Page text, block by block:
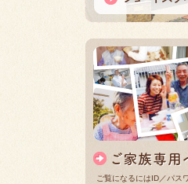
ご覧になるにはID／パス